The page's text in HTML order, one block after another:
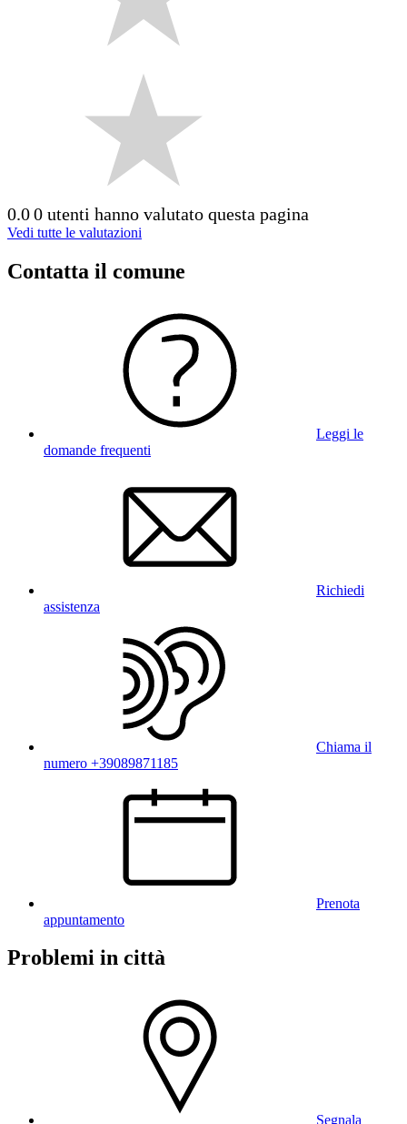
0.00 utenti hanno valutato questa pagina
Vedi tutte le valutazioni
Contatta il comune
Leggi le
domande frequenti
Richiedi
assistenza
Chiama il
numero +39089871185
Prenota
appuntamento
Problemi in città
Segnala